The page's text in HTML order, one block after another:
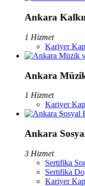
Ankara
1 Hizmet
Kariyer
Ankara
1 Hizmet
Kariyer
Ankara
3 Hizmet
Sertifika
Sertifika
Kariyer